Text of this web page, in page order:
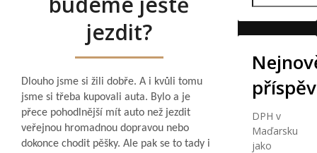
jezdit?
Dlouho jsme si žili dobře. A i kvůli tomu
jsme si třeba kupovali auta. Bylo a je
přece pohodlnější mít auto než jezdit
veřejnou hromadnou dopravou nebo
dokonce chodit pěšky. Ale pak se to tady i
DPH v
Maďarsku
jako